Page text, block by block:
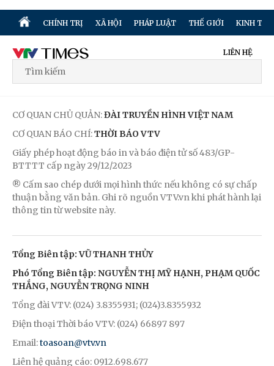
CHÍNH TRỊ XÃ HỘI PHÁP LUẬT THẾ GIỚI KINH TẾ
LIÊN HỆ
CƠ QUAN CHỦ QUẢN:ĐÀI TRUYỀN HÌNH VIỆT NAM
CƠ QUAN BÁO CHÍ:THỜI BÁO VTV
Giấy phép hoạt động báo in và báo điện tử số 483/GP-
BTTTT cấp ngày 29/12/2023
® Cấm sao chép dưới mọi hình thức nếu không có sự chấp
thuận bằng văn bản. Ghi rõ nguồn VTV.vn khi phát hành lại
thông tin từ website này.
Tổng Biên tập: VŨ THANH THỦY
Phó Tổng Biên tập: NGUYỄN THỊ MỸ HẠNH, PHẠM QUỐC
THẮNG, NGUYỄN TRỌNG NINH
Tổng đài VTV: (024) 3.8355931; (024)3.8355932
Điện thoại Thời báo VTV: (024) 66897 897
Email:toasoan@vtv.vn
Liên hệ quảng cáo: 0912.698.677